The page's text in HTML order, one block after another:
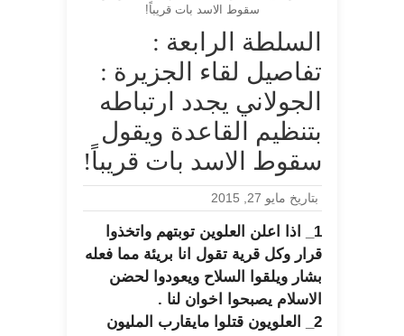
السلطة الرابعة :
تفاصيل لقاء الجزيرة :
الجولاني يجدد ارتباطه
بتنظيم القاعدة ويقول
سقوط الاسد بات قريباً!
بتاريخ مايو 27, 2015
1_ اذا اعلن العلوين توبتهم واتخذوا
قرار وكل قرية تقول انا بريئة مما فعله
بشار ويلقوا السلاح ويعودوا لحضن
الاسلام يصبحوا اخوان لنا .
2_ العلويون قتلوا مايقارب المليون